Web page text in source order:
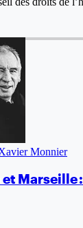
Monnier